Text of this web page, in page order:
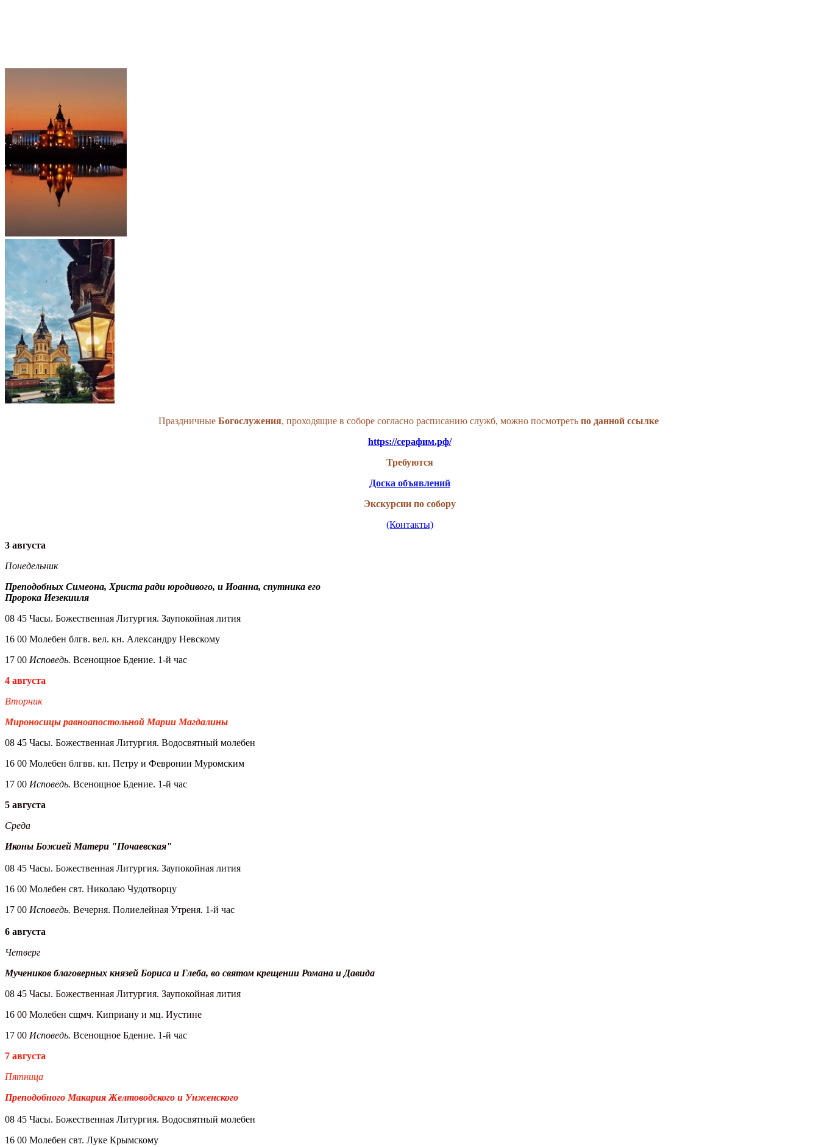
ПраздничныеБогослужения, проходящие в соборе согласно расписанию служб, можно посмотреть по данной ссылке
https://серафим.рф/
Требуются
Доска объявлений
Экскурсии по собору
(Контакты)
3 августа
Понедельник
Преподобных Симеона, Христа ради юродивого, и Иоанна, спутника его
Пророка Иезекииля
08 45 Часы. Божественная Литургия. Заупокойная лития
16 00 Молебен блгв. вел. кн. Александру Невскому
17 00 Исповедь. Всенощное Бдение. 1-й час
4 августа
Вторник
Мироносицы равноапостольной Марии Магдалины
08 45 Часы. Божественная Литургия. Водосвятный молебен
16 00 Молебен блгвв. кн. Петру и Февронии Муромским
17 00 Исповедь. Всенощное Бдение. 1-й час
5 августа
Среда
Иконы Божией Матери "Почаевская"
08 45 Часы. Божественная Литургия. Заупокойная лития
16 00 Молебен свт. Николаю Чудотворцу
17 00 Исповедь. Вечерня. Полиелейная Утреня. 1-й час
6 августа
Четверг
Мучеников благоверных князей Бориса и Глеба, во святом крещении Романа и Давида
08 45 Часы. Божественная Литургия. Заупокойная лития
16 00 Молебен сщмч. Киприану и мц. Иустине
17 00 Исповедь. Всенощное Бдение. 1-й час
7 августа
Пятница
Преподобного Макария Желтоводского и Унженского
08 45 Часы. Божественная Литургия. Водосвятный молебен
16 00 Молебен свт. Луке Крымскому